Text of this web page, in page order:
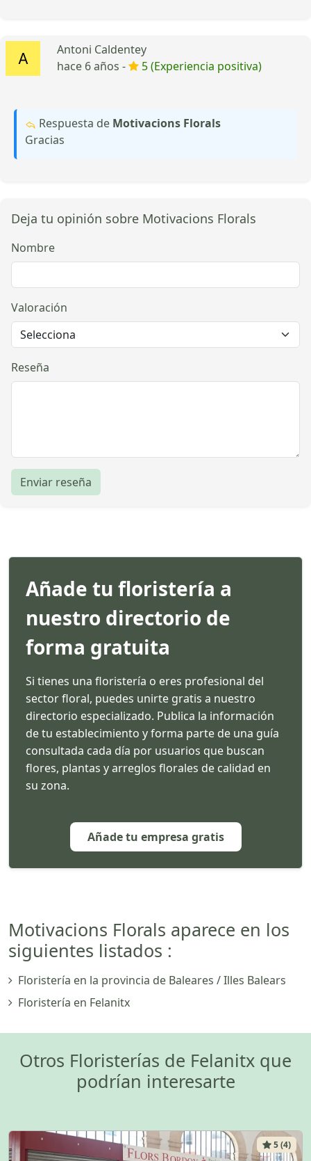
Antoni Caldentey
hace 6 años -
5 (Experiencia positiva)
Respuesta de Motivacions Florals
Gracias
Deja tu opinión sobre Motivacions Florals
Nombre
Valoración
Reseña
Enviar reseña
Añade tu floristería a
nuestro directorio de
forma gratuita
Si tienes una floristería o eres profesional del
sector floral, puedes unirte gratis a nuestro
directorio especializado. Publica la información
de tu establecimiento y forma parte de una guía
consultada cada día por usuarios que buscan
flores, plantas y arreglos florales de calidad en
su zona.
Añade tu empresa gratis
Motivacions Florals aparece en los
siguientes listados :
Floristería en la provincia de Baleares / Illes Balears
Floristería en Felanitx
Otros Floristerías de Felanitx que
podrían interesarte
5 (4)